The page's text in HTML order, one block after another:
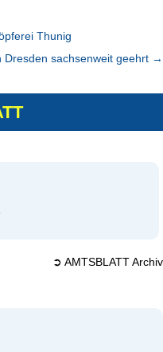
Thunig
Dresden sachsenweit geehrt →
➲ AMTSBLATT Archiv